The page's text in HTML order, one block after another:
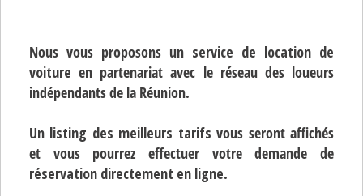
Nous vous proposons un service de location de
voiture en partenariat avec le réseau des loueurs
indépendants de la Réunion.
Un listing des meilleurs tarifs vous seront affichés
et vous pourrez effectuer votre demande de
réservation directement en ligne.